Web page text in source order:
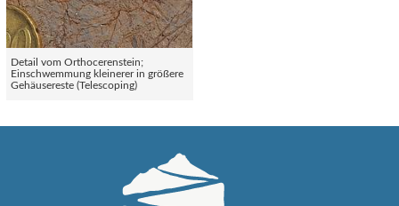
Detail vom Orthocerenstein;
Einschwemmung kleinerer in größere
Gehäusereste (Telescoping)